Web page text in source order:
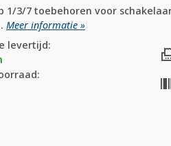
1/3/7 toebehoren voor
Meer informatie »
levertijd: